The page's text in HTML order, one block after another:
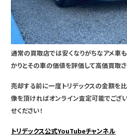
通常の買取店では安くなりがちなアメ車
かりとその車の価値を評価して高価買取さ
売却する前に一度トリデックスの金額を
像を頂ければオンライン査定可能でござ
せください！
トリデックス公式YouTubeチャンネル